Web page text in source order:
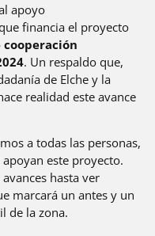
apoyo
financia el proyecto
. Un respaldo que,
de Elche y la
realidad este avance
a todas las personas,
este proyecto.
hasta ver
marcará un antes y un
de la zona.